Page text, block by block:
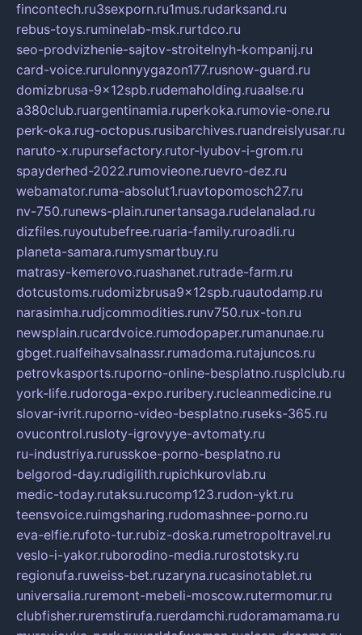
fincontech.ru3sexporn.ru1mus.rudarksand.ru
rebus-toys.ruminelab-msk.rurtdco.ru
seo-prodvizhenie-sajtov-stroitelnyh-kompanij.ru
card-voice.rurulonnyygazon177.rusnow-guard.ru
domizbrusa-9x12spb.rudemaholding.ruaalse.ru
a380club.ruargentinamia.ruperkoka.rumovie-one.ru
perk-oka.rug-octopus.rusibarchives.ruandreislyusar.ru
naruto-x.rupursefactory.rutor-lyubov-i-grom.ru
spayderhed-2022.rumovieone.ruevro-dez.ru
webamator.ruma-absolut1.ruavtopomosch27.ru
nv-750.runews-plain.runertansaga.rudelanalad.ru
dizfiles.ruyoutubefree.ruaria-family.ruroadli.ru
planeta-samara.rumysmartbuy.ru
matrasy-kemerovo.ruashanet.rutrade-farm.ru
dotcustoms.rudomizbrusa9x12spb.ruautodamp.ru
narasimha.rudjcommodities.runv750.rux-ton.ru
newsplain.rucardvoice.rumodopaper.rumanunae.ru
gbget.rualfeihavsalnassr.rumadoma.rutajuncos.ru
petrovkasports.ruporno-online-besplatno.rusplclub.ru
york-life.rudoroga-expo.ruribery.rucleanmedicine.ru
slovar-ivrit.ruporno-video-besplatno.ruseks-365.ru
ovucontrol.rusloty-igrovyye-avtomaty.ru
ru-industriya.rurusskoe-porno-besplatno.ru
belgorod-day.rudigilith.rupichkurovlab.ru
medic-today.rutaksu.rucomp123.rudon-ykt.ru
teensvoice.ruimgsharing.rudomashnee-porno.ru
eva-elfie.rufoto-tur.rubiz-doska.rumetropoltravel.ru
veslo-i-yakor.ruborodino-media.rurostotsky.ru
regionufa.ruweiss-bet.ruzaryna.rucasinotablet.ru
universalia.ruremont-mebeli-moscow.rutermomur.ru
clubfisher.ruremstirufa.ruerdamchi.rudoramamama.ru